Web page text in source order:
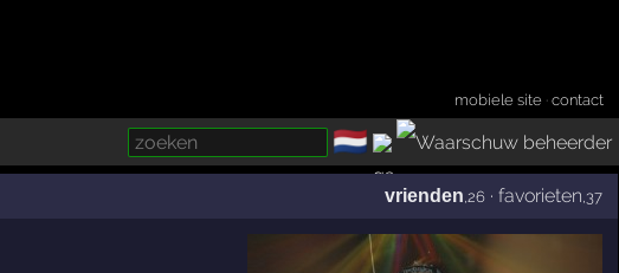
mobiele site ·contact
🇳🇱
vrienden ,26 ·favorieten ,37